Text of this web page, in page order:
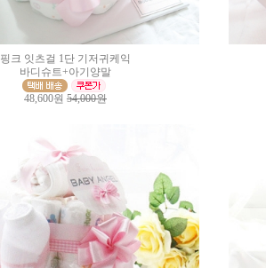
핑크 잇츠걸 1단 기저귀케익
바디슈트+아기양말
48,600원 54,000원